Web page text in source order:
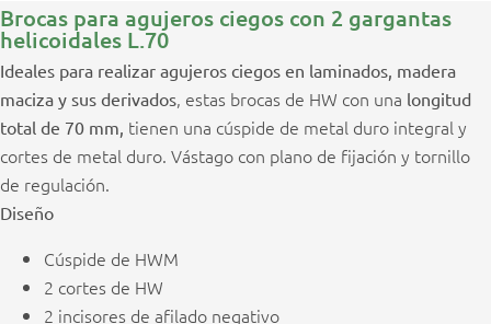
Brocas para agujeros ciegos con 2 gargantas
helicoidales L.70
Ideales para realizar agujeros ciegos en laminados, madera
maciza y sus derivados, estas brocas de HW con una longitud
total de 70 mm, tienen una cúspide de metal duro integral y
cortes de metal duro. Vástago con plano de fijación y tornillo
de regulación.
Diseño
Cúspide de HWM
2 cortes de HW
2 incisores de afilado negativo